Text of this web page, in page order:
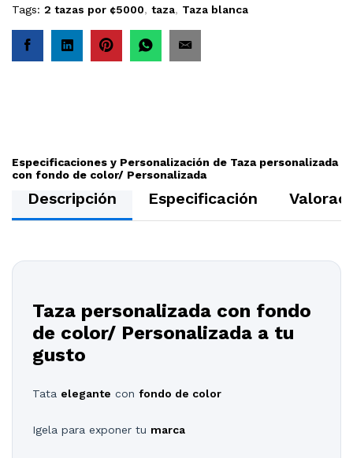
Tags: 2 tazas por ¢5000, taza, Taza blanca
Especificaciones y Personalización de Taza personalizada
con fondo de color/ Personalizada
Descripción Especificación
Taza personalizada con fondo
de color/ Personalizada a tu
gusto
Tata elegante con fondo de color
Igela para exponer tu marca